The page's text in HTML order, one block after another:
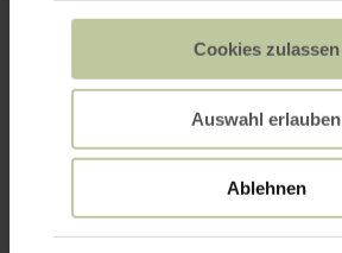
Cookies zulassen
Auswahl erlauben
Ablehnen
Kontakt